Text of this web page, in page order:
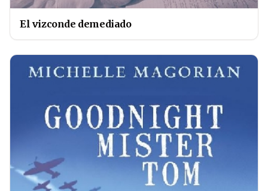
El vizconde demediado